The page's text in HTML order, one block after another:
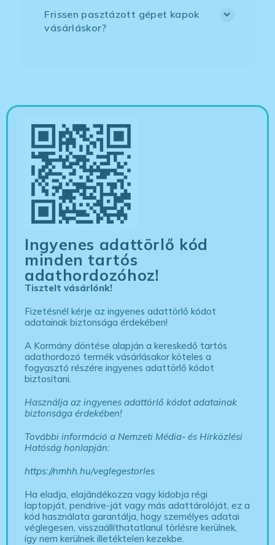
Frissen pasztázott gépet kapok
vásárláskor?
Ingyenes adattörlő kód
minden tartós
adathordozóhoz!
Tisztelt vásárlónk!
Fizetésnél kérje az ingyenes adattörlő kódot
adatainak biztonsága érdekében!
A Kormány döntése alapján a kereskedő tartós
adathordozó termék vásárlásakor köteles a
fogyasztó részére ingyenes adattörlő kódot
biztosítani.
Használja az ingyenes adattörlő kódot adatainak
biztonsága érdekében!
További információ a Nemzeti Média- és Hírközlési
Hatóság honlapján:
https://nmhh.hu/veglegestorles
Ha eladja, elajándékozza vagy kidobja régi
laptopját, pendrive-ját vagy más adattárolóját, ez a
kód használata garantálja, hogy személyes adatai
véglegesen, visszaállíthatatlanul törlésre kerülnek,
így nem kerülnek illetéktelen kezekbe.